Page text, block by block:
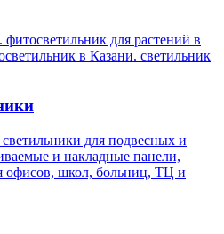
для растений в
в Казани. светильник
для подвесных и
и накладные панели,
офисов, школ, больниц, ТЦ и